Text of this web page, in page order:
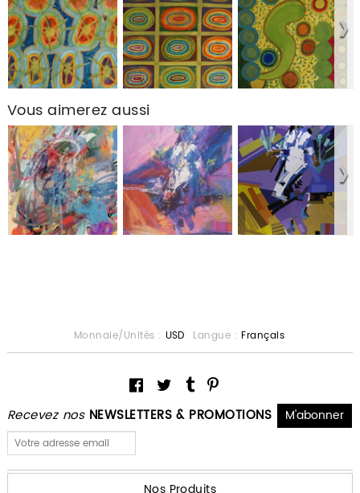
Vous aimerez aussi
Recevez nos NEWSLETTERS & PROMOTIONS
Monnaie/Unités : USD Langue : Français